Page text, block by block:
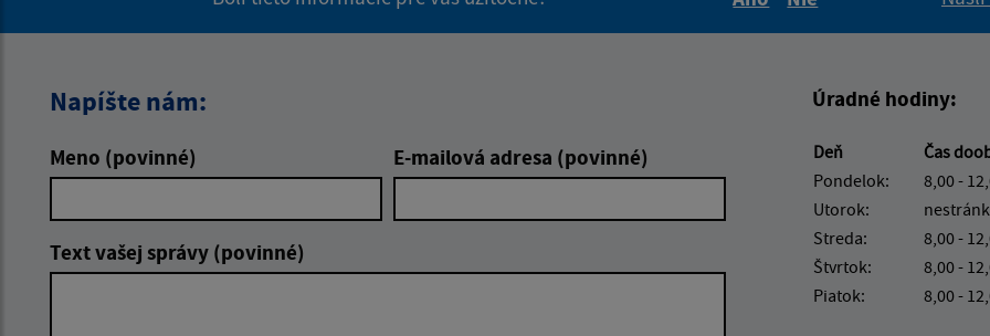
Napíšte nám:
Meno (povinné) E-mailová adresa (povinné)
Text vašej správy (povinné)
Úradné hodiny:
Deň Čas
Pondelok:
8,00 -
Utorok:
Streda:
8,00 -
Štvrtok:
8,00 -
Piatok:
8,00 -